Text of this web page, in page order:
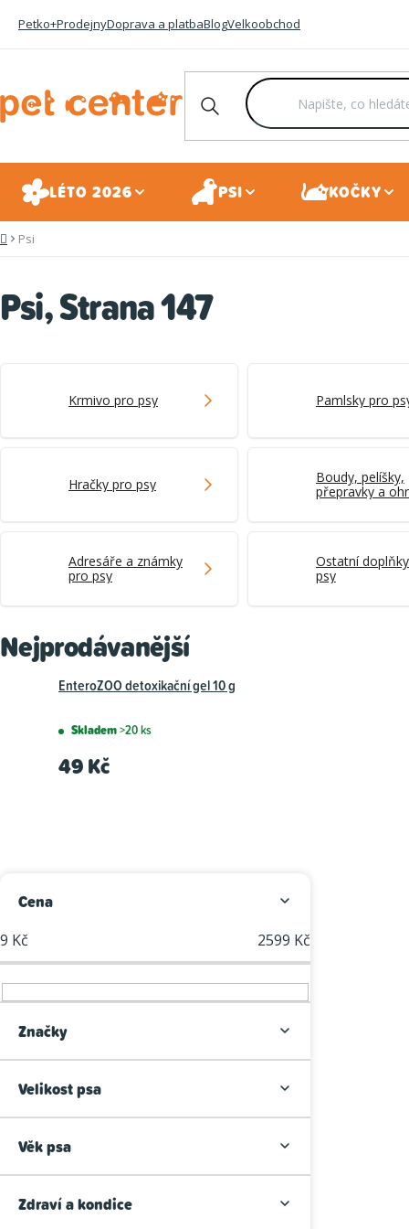
Petko+ProdejnyDoprava a platbaBlogVelkoobchod
LÉTO 2026 PSI KOČKY
Domů
Psi
Psi, Strana 147
Krmivo pro psy Pamlsky pro
Hračky pro psy
Boudy, pelíšky,
přepravky a
Adresáře a známky
pro psy
Ostatní
psy
Nejprodávanější
EnteroZOO detoxikační gel 10 g
Skladem>20 ks
49 Kč
o
s
t
a
n
í
Cena
9 Kč 2599 Kč
Značky
Velikost psa
Věk psa
Zdraví a kondice